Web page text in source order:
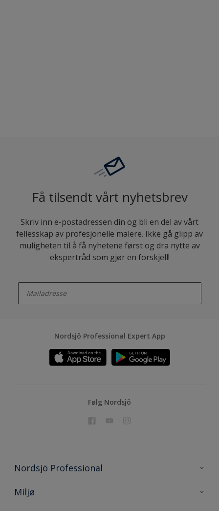
Få tilsendt vårt nyhetsbrev
Skriv inn e-postadressen din og bli en del av vårt
fellesskap av profesjonelle malere. Ikke gå glipp av
muligheten til å få nyhetene først og dra nytte av
ekspertråd som gjør en forskjell!
Nordsjö Professional Expert App
Følg Nordsjö
Nordsjö Professional
Kontakt oss
Miljø